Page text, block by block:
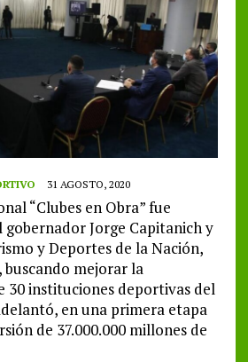
31 AGOSTO, 2020
“Clubes en Obra” fue
Jorge Capitanich y
y Deportes de la Nación,
mejorar la
30 instituciones deportivas del
en una primera etapa
de 37.000.000 millones de